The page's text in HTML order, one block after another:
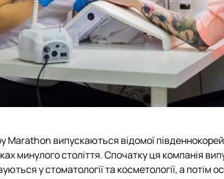
Marathon випускаються відомої
минулого століття. Спочатку ця компанія
у стоматології та косметології, а потім